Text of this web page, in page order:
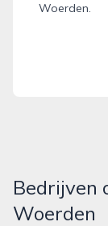
Woerden.
Bedrijven
Woerden